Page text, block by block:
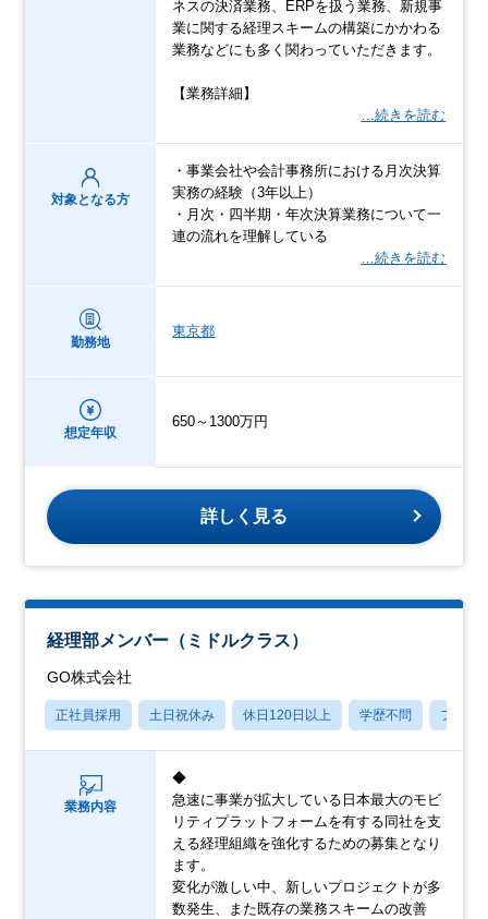
ネスの決済業務、ERPを扱う業務、新規事
業に関する経理スキームの構築にかかわる
業務などにも多く関わっていただきます。
【業務詳細】
…続きを読む
対象となる方
・事業会社や会計事務所における月次決算
実務の経験（3年以上）
・月次・四半期・年次決算業務について一
連の流れを理解している
…続きを読む
勤務地
東京都
想定年収
650～1300万円
詳しく見る
経理部メンバー（ミドルクラス）
GO株式会社
正社員採用 土日祝休み 休日120日以上 学歴不問 フレッ
業務内容
◆
急速に事業が拡大している日本最大のモビ
リティプラットフォームを有する同社を支
える経理組織を強化するための募集となり
ます。
変化が激しい中、新しいプロジェクトが多
数発生、また既存の業務スキームの改善